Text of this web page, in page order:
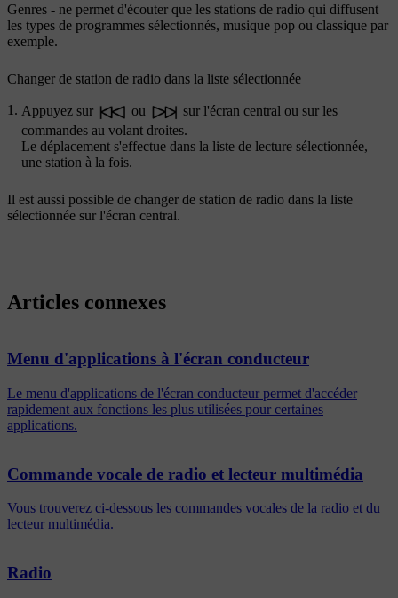
Genres - ne permet d'écouter que les stations de radio qui diffusent
les types de programmes sélectionnés, musique pop ou classique par
exemple.
Changer de station de radio dans la liste sélectionnée
Appuyez sur ou
sur l'écran central ou sur les
commandes au volant droites.
Le déplacement s'effectue dans la liste de lecture sélectionnée,
une station à la fois.
Il est aussi possible de changer de station de radio dans la liste
sélectionnée sur l'écran central.
Articles connexes
Menu d'applications à l'écran conducteur
Le menu d'applications de l'écran conducteur permet d'accéder
rapidement aux fonctions les plus utilisées pour certaines
applications.
Commande vocale de radio et lecteur multimédia
Vous trouverez ci-dessous les commandes vocales de la radio et du
lecteur multimédia.
Radio